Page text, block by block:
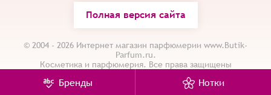
Полная версия сайта
© 2004 - 2026 Интернет магазин парфюмерии www.Butik-
Parfum.ru.
Косметика и парфюмерия. Все права защищены
Карта сайта
Политика конфиденциальности
Бренды Нотки